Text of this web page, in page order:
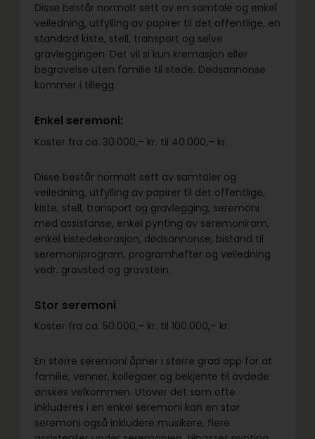
Disse består normalt sett av en samtale og enkel
veiledning, utfylling av papirer til det offentlige, en
standard kiste, stell, transport og selve
gravleggingen. Det vil si kun kremasjon eller
begravelse uten familie til stede. Dødsannonse
kommer i tillegg.
Enkel seremoni:
Koster fra ca. 30.000,– kr. til 40.000,– kr.
Disse består normalt sett av samtaler og
veiledning, utfylling av papirer til det offentlige,
kiste, stell, transport og gravlegging, seremoni
med assistanse, enkel pynting av seremonirom,
enkel kistedekorasjon, dødsannonse, bistand til
seremoniprogram, programhefter og veiledning
vedr. gravsted og gravstein.
Stor seremoni
Koster fra ca. 50.000,– kr. til 100.000,– kr.
En større seremoni åpner i større grad opp for at
familie, venner, kollegaer og bekjente til avdøde
ønskes velkommen. Utover det som ofte
inkluderes i en enkel seremoni kan en stor
seremoni også inkludere musikere, flere